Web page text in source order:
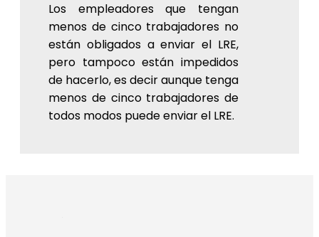
Los empleadores que tengan
menos de cinco trabajadores no
están obligados a enviar el LRE,
pero tampoco están impedidos
de hacerlo, es decir aunque tenga
menos de cinco trabajadores de
todos modos puede enviar el LRE.